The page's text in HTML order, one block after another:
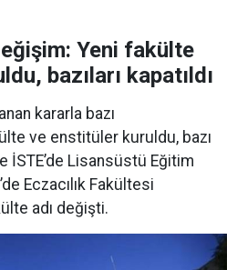
Yeni fakülte
bazıları kapatıldı
kararla bazı
ve enstitüler kuruldu, bazı
İSTE’de Lisansüstü Eğitim
Eczacılık Fakültesi
adı değişti.